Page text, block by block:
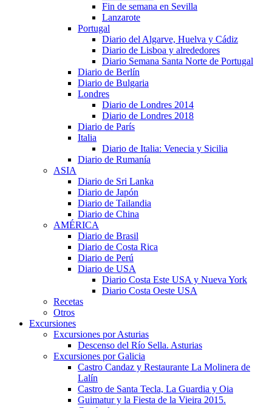
Fin de semana en Sevilla
Lanzarote
Portugal
Diario del Algarve, Huelva y Cádiz
Diario de Lisboa y alrededores
Diario Semana Santa Norte de Portugal
Diario de Berlín
Diario de Bulgaria
Londres
Diario de Londres 2014
Diario de Londres 2018
Diario de París
Italia
Diario de Italia: Venecia y Sicilia
Diario de Rumanía
ASIA
Diario de Sri Lanka
Diario de Japón
Diario de Tailandia
Diario de China
AMÉRICA
Diario de Brasil
Diario de Costa Rica
Diario de Perú
Diario de USA
Diario Costa Este USA y Nueva York
Diario Costa Oeste USA
Recetas
Otros
Excursiones
Excursiones por Asturias
Descenso del Río Sella. Asturias
Excursiones por Galicia
Castro Candaz y Restaurante La Molinera de
Lalín
Castro de Santa Tecla, La Guardia y Oia
Guimatur y la Fiesta de la Vieira 2015.